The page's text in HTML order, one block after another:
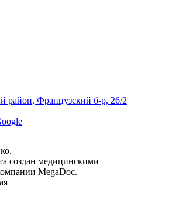
район, Французский б-р, 26/2
создан медицинскими
MegaDoc.